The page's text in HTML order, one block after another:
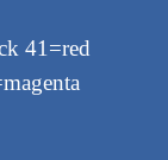
41=red